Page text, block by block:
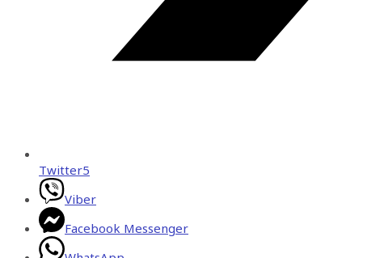
Twitter5
Viber
Facebook Messenger